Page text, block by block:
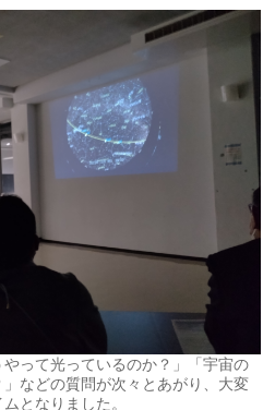
って光っているのか？」「宇宙の
などの質問が次々とあがり、大変
となりました。